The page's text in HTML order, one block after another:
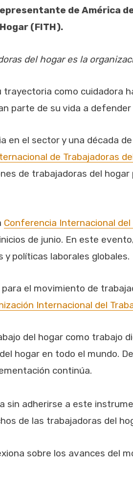
de América
(FITH).
del hogar es la
trayectoria como cuidadora
parte de su vida a
en el sector y una década
de Trabajadoras
de trabajadoras del
Conferencia Internacional del
de junio. En este
políticas laborales globales.
el movimiento de
Internacional del
del hogar como trabajo
hogar en todo el mundo.
continúa.
sin adherirse a este
de las trabajadoras del
sobre los avances del